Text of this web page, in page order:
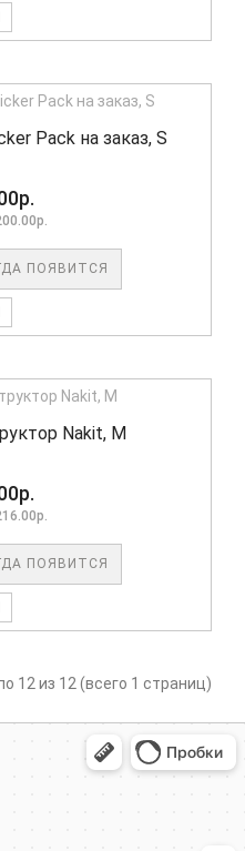
Pack на заказ, S
ПОЯВИТСЯ
Nakit, M
ПОЯВИТСЯ
12 из 12 (всего 1 страниц)